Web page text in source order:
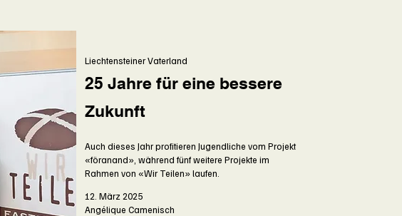
25 Jahre für eine bessere
Zukunft
Liechtensteiner Vaterland
Auch dieses Jahr profitieren Jugendliche vom Projekt
«föranand», während fünf weitere Projekte im
Rahmen von «Wir Teilen» laufen.
12. März 2025
Angélique Camenisch